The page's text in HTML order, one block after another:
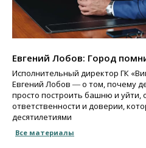
Евгений Лобов: Город
Исполнительный директор ГК
Евгений Лобов ― о том, почему
просто построить башню и уйти,
ответственности и доверии,
десятилетиями
Все материалы